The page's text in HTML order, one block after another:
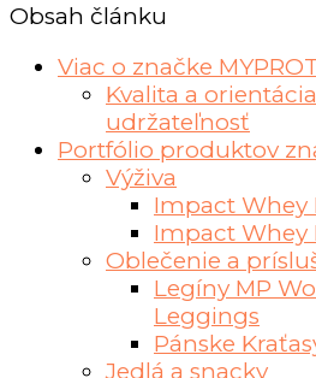
Obsah článku
Viac o značke
Kvalita a
udržateľnosť
Portfólio produktov
Výživa
Impact Whey
Impact Whey
Oblečenie a
Legíny MP
Leggings
Pánske
Jedlá a snacky